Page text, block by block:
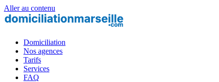
Aller au contenu
Domiciliation
Nos agences
Tarifs
Services
FAQ